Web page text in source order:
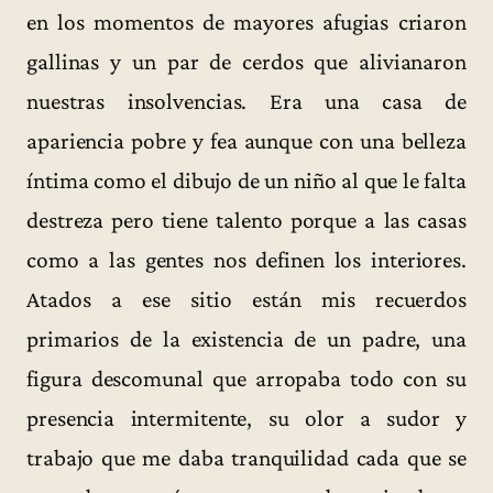
en los momentos de mayores afugias criaron
gallinas y un par de cerdos que alivianaron
nuestras insolvencias. Era una casa de
apariencia pobre y fea aunque con una belleza
íntima como el dibujo de un niño al que le falta
destreza pero tiene talento porque a las casas
como a las gentes nos definen los interiores.
Atados a ese sitio están mis recuerdos
primarios de la existencia de un padre, una
figura descomunal que arropaba todo con su
presencia intermitente, su olor a sudor y
trabajo que me daba tranquilidad cada que se